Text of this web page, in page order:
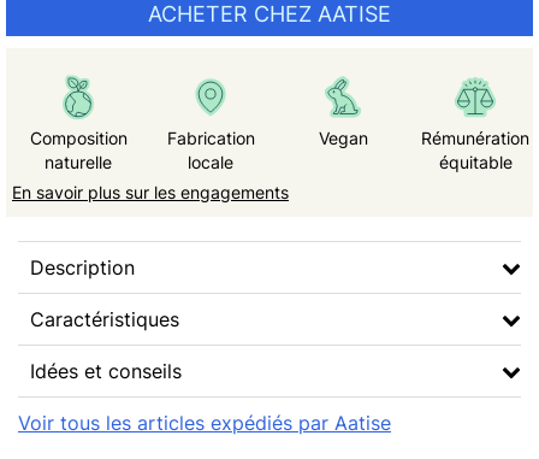
ACHETER CHEZ AATISE
Composition
naturelle
Fabrication
locale
Vegan
Rémunération
équitable
En savoir plus sur les engagements
Description
Caractéristiques
Idées et conseils
Voir tous les articles expédiés par Aatise